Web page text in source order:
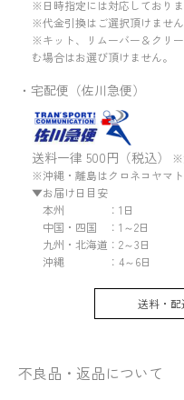
※日時指定には対応しておりま
※代金引換はご選択頂けません
※キット、リムーバー＆クリ
む場合はお選び頂けません。
・宅配便（佐川急便）
送料一律 500円（税込）
※
※沖縄・離島はクロネコヤマト
▼お届け日目安
本州 ：1日
中国・四国 ：1～2日
九州・北海道：2～3日
沖縄 ：4～6日
送料・配
不良品・返品について